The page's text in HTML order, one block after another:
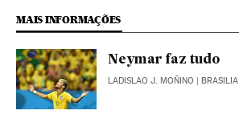
MAIS INFORMAÇÕES
Neymar faz tudo
LADISLAO J. MOÑINO | BRASILIA